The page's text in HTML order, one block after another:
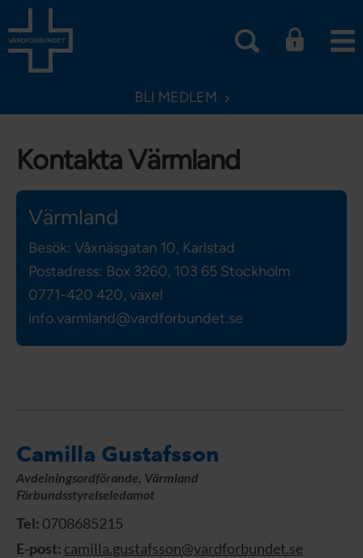
BLI MEDLEM
Kontakta Värmland
Värmland
Besök: Våxnäsgatan 10, Karlstad
Postadress: Box 3260, 103 65 Stockholm
0771-420 420, växel
info.varmland@vardforbundet.se
Camilla Gustafsson
Avdelningsordförande, Värmland
Förbundsstyrelseledamot
Tel: 0708685215
E-post: camilla.gustafsson@vardforbundet.se